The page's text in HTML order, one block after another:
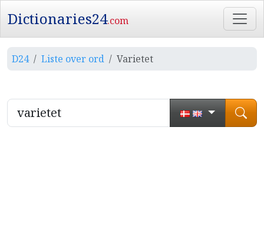
Dictionaries24.com
D24 Liste over ord Varietet